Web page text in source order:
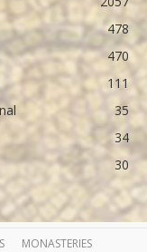
478
470
111
35
34
30
MONASTERIES